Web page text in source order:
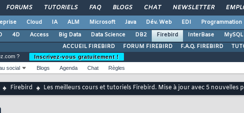
FORUMS TUTORIELS FAQ BLOGS CHAT NEWSLETTER
Cloud IA ALM Microsoft Java Dév. Web EDI Programmation
4D Access Big Data Data Science DB2 Firebird InterBase MySQL
ACCUEIL FIREBIRD
FORUM FIREBIRD F.A.Q. FIREBIRD
?
Inscrivez-vous gratuitement !
social Blogs Agenda Chat Règles
Firebird Les meilleurs cours et tutoriels Firebird. Mise à jour avec 5 nouvelles